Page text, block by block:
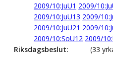
2009/10:JuU1 2009/
2009/10:JuU13 2009/
2009/10:JuU21 2009/
2009/10:SoU12 2009/
Riksdagsbeslut
(33